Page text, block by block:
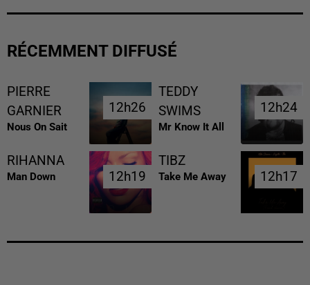
RÉCEMMENT DIFFUSÉ
PIERRE
GARNIER
Nous On Sait
12h26
12h26
TEDDY
SWIMS
Mr Know It All
12h24
12h24
RIHANNA
Man Down 12h19
12h19
TIBZ
Take Me Away 12h17
12h17